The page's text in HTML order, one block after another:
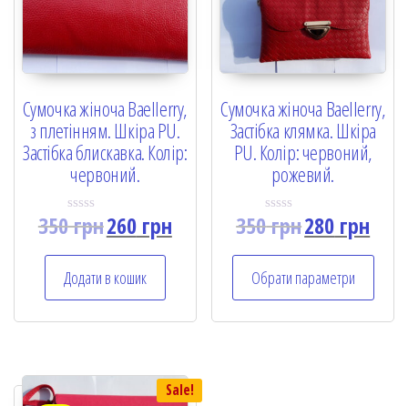
Сумочка жіноча Baellerry,
з плетінням. Шкіра PU.
Застібка блискавка. Колір:
червоний.
R
a
d
0
o
u
5
350грн260грн
Додати в кошик
Сумочка жіноча Baellerry,
Застібка клямка. Шкіра
PU. Колір: червоний,
рожевий.
R
d
0
o
u
350грн280 грн
Обрати параметри
Sale!